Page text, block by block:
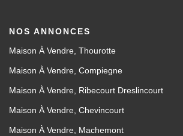
NOS ANNONCES
Maison À Vendre, Thourotte
Maison À Vendre, Compiegne
Maison À Vendre, Ribecourt Dreslincourt
Maison À Vendre, Chevincourt
Maison À Vendre, Machemont